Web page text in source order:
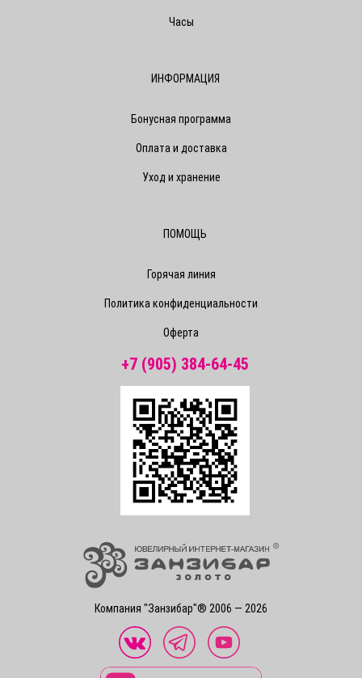
Компания "Занзибар"® 2006 — 2026
Часы
ИНФОРМАЦИЯ
Бонусная программа
Оплата и доставка
Уход и хранение
ПОМОЩЬ
Горячая линия
Политика конфиденциальности
Оферта
+7 (905) 384-64-45